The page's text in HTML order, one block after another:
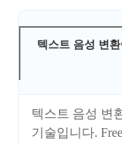
텍스트 음성 변
텍스트 음성 변
기술입니다.